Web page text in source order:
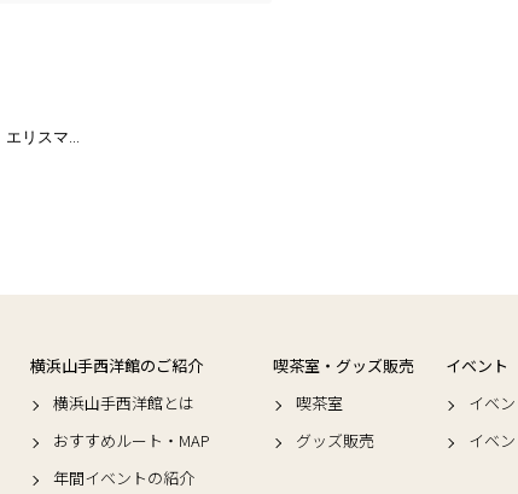
エリスマ…
横浜山手西洋館のご紹介
横浜山手西洋館とは
おすすめルート・MAP
年間イベントの紹介
喫茶室・グッズ販売
喫茶室
グッズ販売
イベント
イベ
イベ